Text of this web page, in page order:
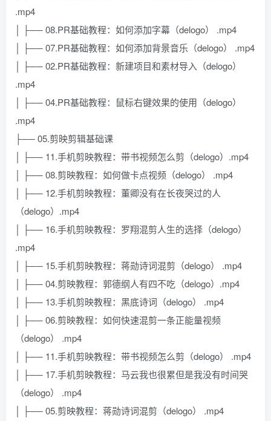
.mp4
│ ├── 08.PR基础教程：如何添加字幕（delogo） .mp4
│ ├── 07.PR基础教程：如何添加背景音乐（delogo） .mp4
│ ├── 02.PR基础教程：新建项目和素材导入（delogo）
.mp4
│ ├── 04.PR基础教程：鼠标右键效果的使用（delogo）
.mp4
├── 05.剪映剪辑基础课
│ ├── 11.手机剪映教程：带书视频怎么剪（delogo）.mp4
│ ├── 08.剪映教程：如何做卡点视频（delogo） .mp4
│ ├── 12.手机剪映教程：董卿没有在长夜哭过的人
（delogo）.mp4
│ ├── 16.手机剪映教程：罗翔混剪人生的选择（delogo）
.mp4
│ ├── 15.手机剪映教程：蒋勋诗词混剪（delogo） .mp4
│ ├── 04.剪映教程：郭德纲人有四不吃（delogo）.mp4
│ ├── 13.手机剪映教程：黑底诗词（delogo） .mp4
│ ├── 06.剪映教程：如何快速混剪一条正能量视频
（delogo） .mp4
│ ├── 11.手机剪映教程：带书视频怎么剪（delogo） .mp4
│ ├── 17.手机剪映教程：马云我也很累但是我没有时间哭
（delogo） .mp4
│ ├── 05.剪映教程：蒋勋诗词混剪（delogo） .mp4